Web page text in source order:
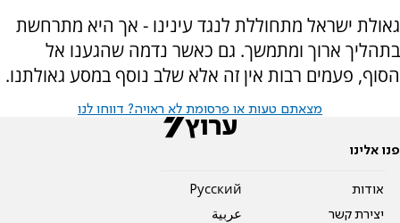
גאולת ישראל מתחוללת לנגד עינינו - אך היא מתרחשת
בתהליך ארוך ומתמשך. גם כאשר נדמה שהגענו אל
הסוף, פעמים רבות אין זה אלא שלב נוסף במסע גאולתנו.
מצאתם טעות או פרסומת לא ראויה? דווחו לנו
פנו אלינו
אודות
יצירת קשר
Pусский
عربية